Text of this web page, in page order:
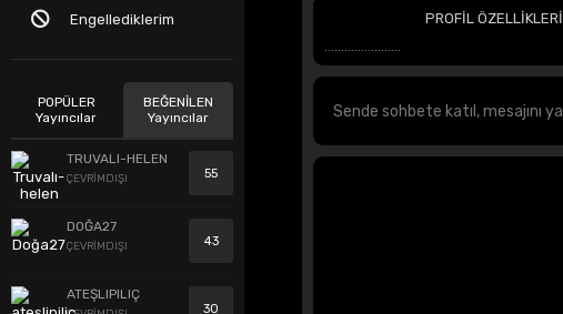
Engellediklerim
POPÜLER
Yayıncılar
BEĞENİLEN
Yayıncılar
TRUVALI-HELEN
ÇEVRİMDIŞI 55
DOĞA27
ÇEVRİMDIŞI 43
ATEŞLIPILIÇ
30
PROFİL ÖZELLİKLERİ
.......................